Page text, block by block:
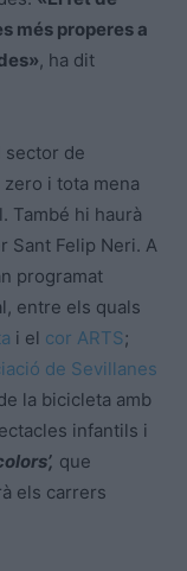
més properes a
, ha dit
sector de
i tota mena
També hi haurà
Sant Felip Neri. A
programat
entre els quals
i el cor ARTS;
de Sevillanes
la bicicleta amb
infantils i
que
els carrers